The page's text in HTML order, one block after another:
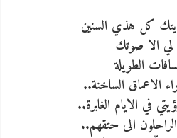
كل هذي السنين
الا صوتك
الطويلة
الاعماق الساخنة..
في الايام الغابرة..
الى حتقهم..